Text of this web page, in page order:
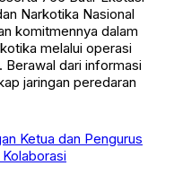
Narkotika Nasional
komitmennya dalam
melalui operasi
Berawal dari informasi
jaringan peredaran